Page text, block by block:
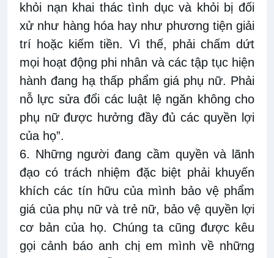
khỏi nạn khai thác tình dục và khỏi bị đối
xử như hàng hóa hay như phương tiện giải
trí hoặc kiếm tiền. Vì thế, phải chấm dứt
mọi hoạt động phi nhân và các tập tục hiện
hành đang hạ thấp phẩm giá phụ nữ. Phải
nỗ lực sửa đổi các luật lệ ngăn không cho
phụ nữ được hưởng đầy đủ các quyền lợi
của họ”.
6. Những người đang cầm quyền và lãnh
đạo có trách nhiệm đặc biệt phải khuyến
khích các tín hữu của mình bảo vệ phẩm
giá của phụ nữ và trẻ nữ, bảo vệ quyền lợi
cơ bản của họ. Chúng ta cũng được kêu
gọi cảnh báo anh chị em mình về những